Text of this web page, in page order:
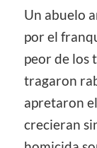
Un abuelo
por el
peor de los
tragaron
apretaron
crecieran